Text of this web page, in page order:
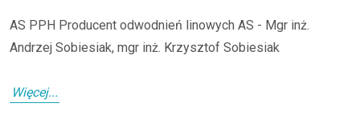
AS PPH Producent odwodnień linowych AS - Mgr inż.
Andrzej Sobiesiak, mgr inż. Krzysztof Sobiesiak
Więcej...